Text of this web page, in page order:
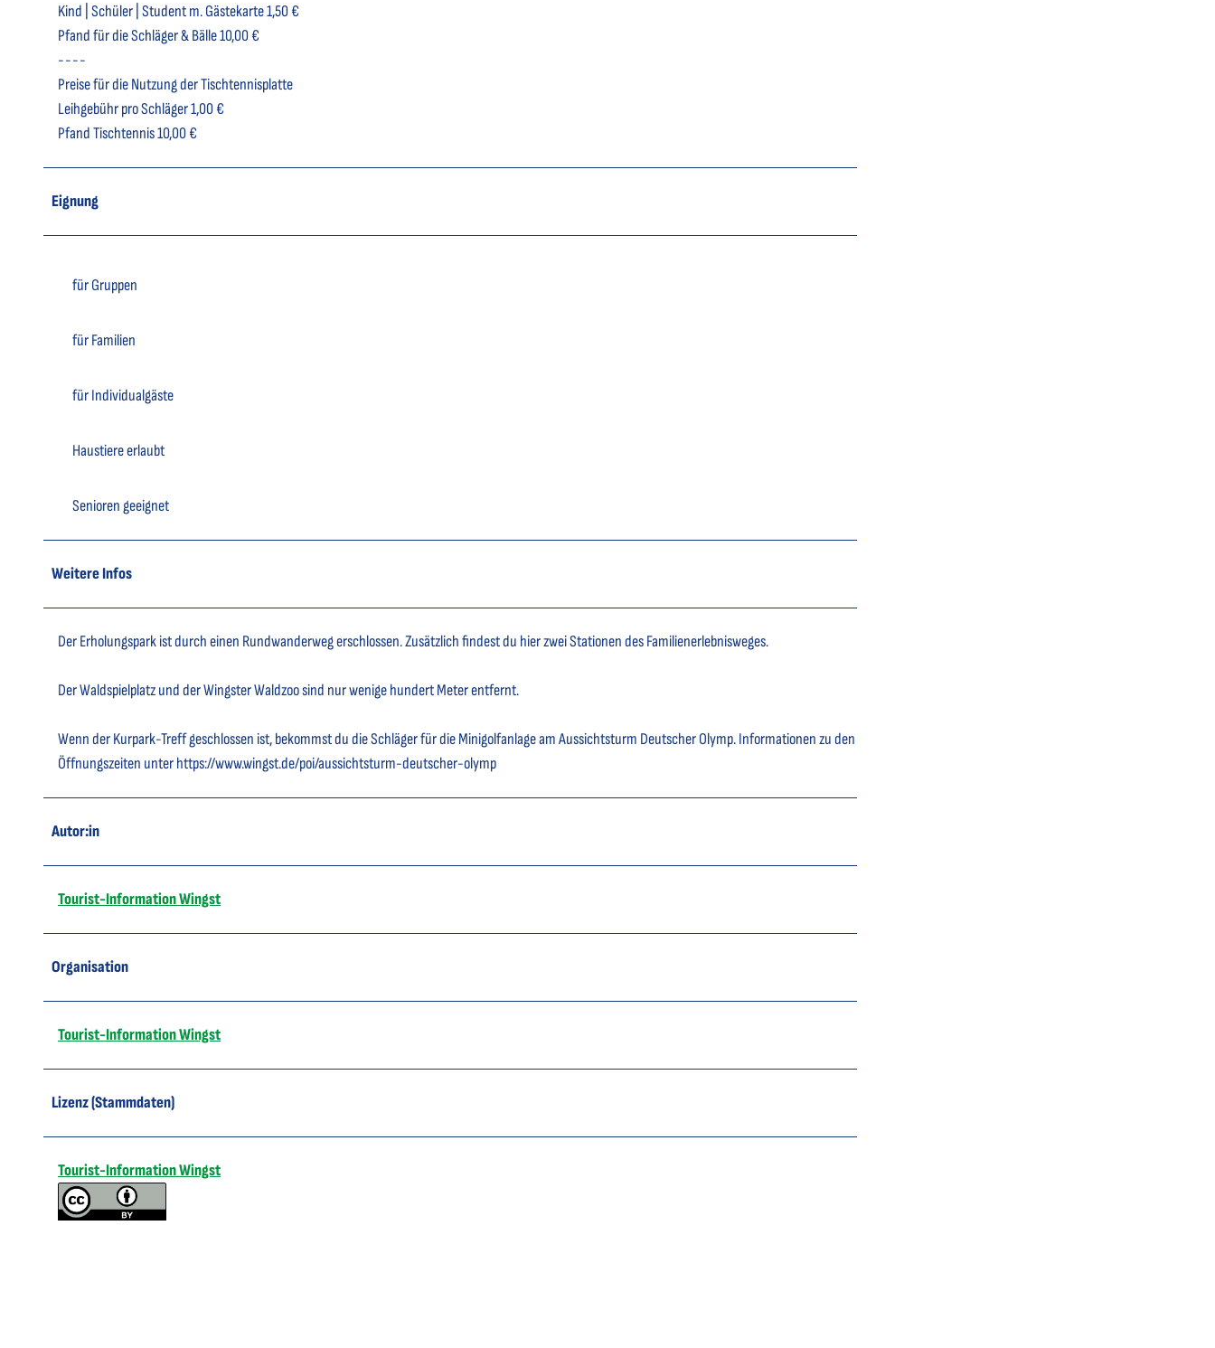
Kind | Schüler | Student m. Gästekarte 1,50 €
Pfand für die Schläger & Bälle 10,00 €
----
Preise für die Nutzung der Tischtennisplatte
Leihgebühr pro Schläger 1,00 €
Pfand Tischtennis 10,00 €
Eignung
für Gruppen
für Familien
für Individualgäste
Haustiere erlaubt
Senioren geeignet
Weitere Infos
Der Erholungspark ist durch einen Rundwanderweg erschlossen. Zusätzlich findest du hier zwei Stationen des Familienerlebnisweges.
Der Waldspielplatz und der Wingster Waldzoo sind nur wenige hundert Meter entfernt.
Wenn der Kurpark-Treff geschlossen ist, bekommst du die Schläger für die Minigolfanlage am Aussichtsturm Deutscher Olymp. Informationen zu den
Öffnungszeiten unter https://www.wingst.de/poi/aussichtsturm-deutscher-olymp
Autor:in
Tourist-Information Wingst
Organisation
Tourist-Information Wingst
Lizenz (Stammdaten)
Tourist-Information Wingst